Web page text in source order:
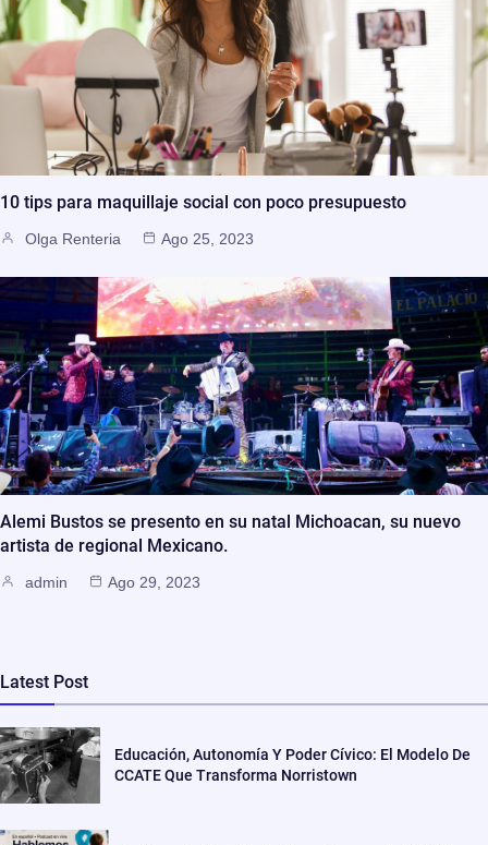
10 tips para maquillaje social con poco presupuesto
Olga Renteria Ago 25, 2023
Alemi Bustos se presento en su natal Michoacan, su nuevo
artista de regional Mexicano.
admin Ago 29, 2023
Latest Post
Educación, Autonomía Y Poder Cívico: El Modelo De
CCATE Que Transforma Norristown